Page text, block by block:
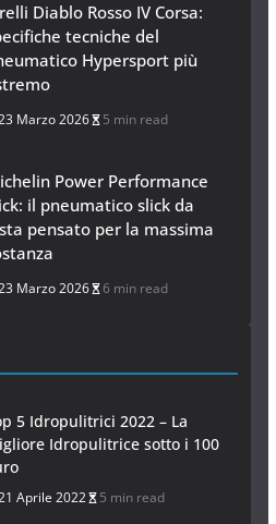
Diablo Rosso IV Corsa:
tecniche del
Hypersport più
Marzo 2026 5 min read
Power Performance
il pneumatico slick da
pensato per la massima
Marzo 2026 6 min read
5 Idropulitrici 2022 – La
Idropulitrice sotto i 100
Aprile 2022 5 min read